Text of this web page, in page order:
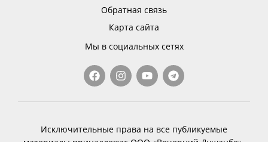
Обратная связь
Карта сайта
Мы в социальных сетях
Исключительные права на все публикуемые